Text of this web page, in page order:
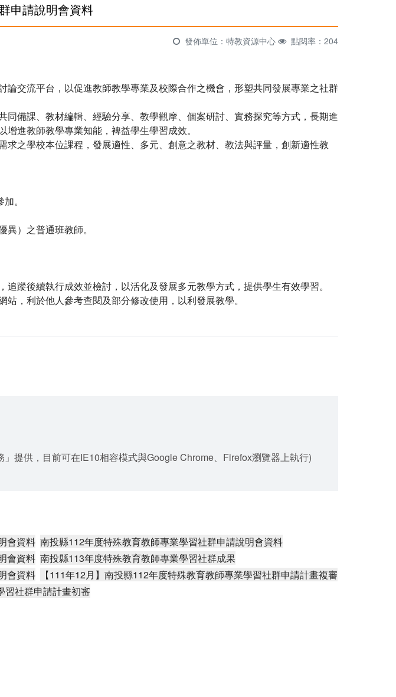
申請說明會資料
發佈單位：特教資源中心 點閱率：204
論交流平台，以促進教師教學專業及校際合作之機會，形塑共同發展專業之社群
同備課、教材編輯、經驗分享、教學觀摩、個案研討、實務探究等方式，長期進
進教師教學專業知能，裨益學生學習成效。
求之學校本位課程，發展適性、多元、創意之教材、教法與評量，創新適性教
。
異）之普通班教師。
追蹤後續執行成效並檢討，以活化及發展多元教學方式，提供學生有效學習。
站，利於他人參考查閱及部分修改使用，以利發展教學。
提供，目前可在IE10相容模式與Google Chrome、Firefox瀏覽器上執行)
會資料 南投縣112年度特殊教育教師專業學習社群申請說明會資料
會資料 南投縣113年度特殊教育教師專業學習社群成果
會資料
【111年12月】南投縣112年度特殊教育教師專業學習社群申請計畫複審
習社群申請計畫初審